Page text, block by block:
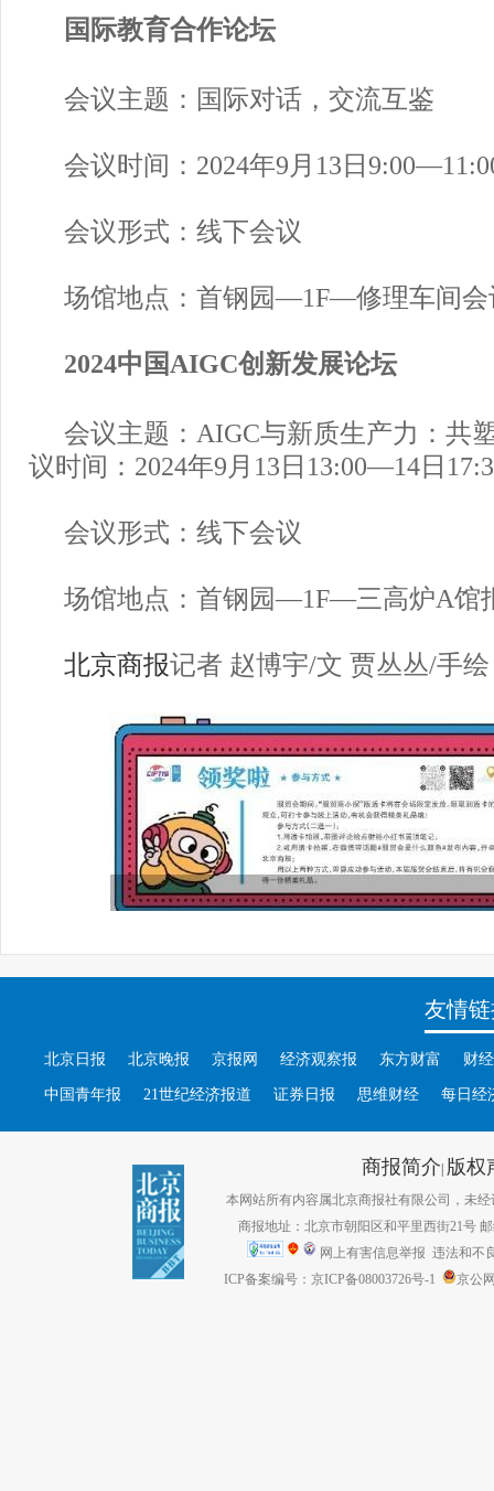
国际教育合作论坛
会议主题：国际对话，交流互鉴
会议时间：2024年9月13日
会议形式：线下会议
场馆地点：首钢园—1F—修理车间会
2024中国AIGC创新发展论坛
会议主题：AIGC与新质生产力：共
议时间：2024年9月13日13:00—14日
会议形式：线下会议
场馆地点：首钢园—1F—三高炉A馆
北京商报记者 赵博宇/文 贾丛丛/手绘
友情
北京日报 北京晚报 京报网 经济观察报 东方财富 财
中国青年报 21世纪经济报道 证券日报 思维财经 每日经
商报简介| 版权
本网站所有内容属北京商报社有限公司，未经
商报地址：北京市朝阳区和平里西街21号
网上有害信息举报 违法和不
ICP备案编号：京ICP备08003726号-1
京公